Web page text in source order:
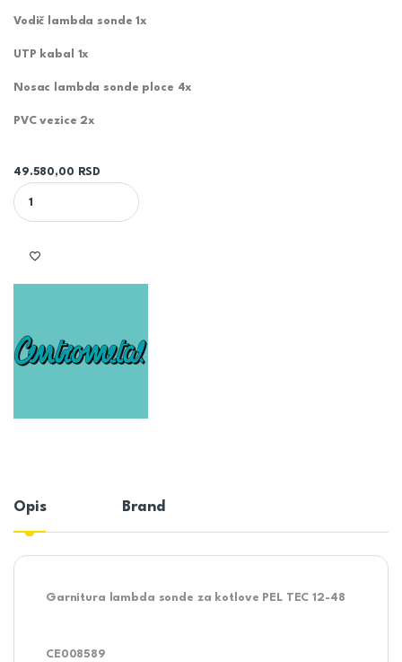
Vodič lambda sonde 1x
UTP kabal 1x
Nosac lambda sonde ploce 4x
PVC vezice 2x
49.580,00
RSD
PEL-TEC GARNITURA LAMBDA SONDE - CE008589
Opis Brand
Garnitura lambda sonde za kotlove PEL TEC 12-48
CE008589